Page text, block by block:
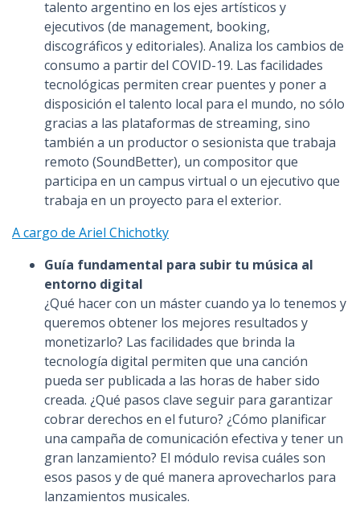
talento argentino en los ejes artísticos y
ejecutivos (de management, booking,
discográficos y editoriales). Analiza los cambios de
consumo a partir del COVID-19. Las facilidades
tecnológicas permiten crear puentes y poner a
disposición el talento local para el mundo, no sólo
gracias a las plataformas de streaming, sino
también a un productor o sesionista que trabaja
remoto (SoundBetter), un compositor que
participa en un campus virtual o un ejecutivo que
trabaja en un proyecto para el exterior.
A cargo de Ariel Chichotky
Guía fundamental para subir tu música al
entorno digital
¿Qué hacer con un máster cuando ya lo tenemos y
queremos obtener los mejores resultados y
monetizarlo? Las facilidades que brinda la
tecnología digital permiten que una canción
pueda ser publicada a las horas de haber sido
creada. ¿Qué pasos clave seguir para garantizar
cobrar derechos en el futuro? ¿Cómo planificar
una campaña de comunicación efectiva y tener un
gran lanzamiento? El módulo revisa cuáles son
esos pasos y de qué manera aprovecharlos para
lanzamientos musicales.